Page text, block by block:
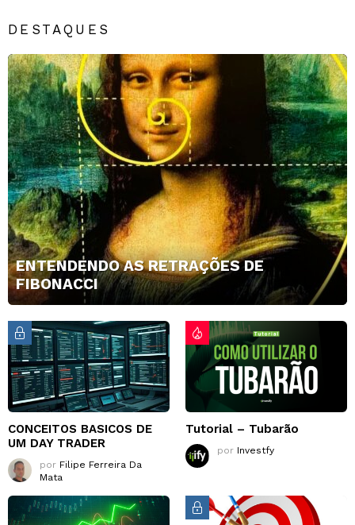
DESTAQUES
ENTENDENDO AS RETRAÇÕES DE
FIBONACCI
CONCEITOS BASICOS DE
UM DAY TRADER
por Filipe Ferreira Da
Mata
Tutorial – Tubarão
por Investfy